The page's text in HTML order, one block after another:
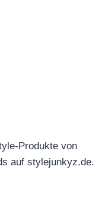
Produkte von
auf stylejunkyz.de.